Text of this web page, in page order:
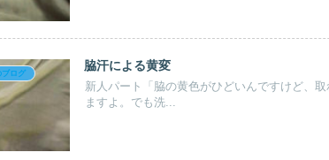
ブログ
脇汗による黄変
新人パート「脇の黄色がひどいんですけど、
ますよ。でも洗...